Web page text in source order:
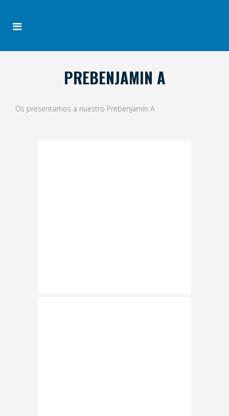
PREBENJAMIN A
Os presentamos a nuestro Prebenjamín A